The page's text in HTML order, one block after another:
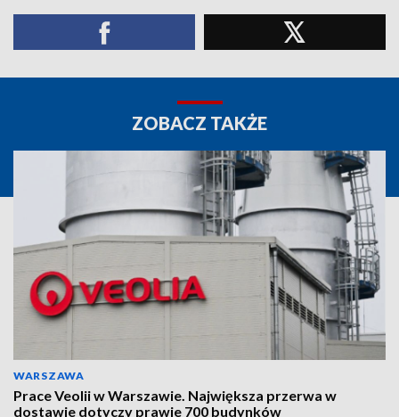
ZOBACZ TAKŻE
WARSZAWA
Prace Veolii w Warszawie. Największa przerwa w
dostawie dotyczy prawie 700 budynków